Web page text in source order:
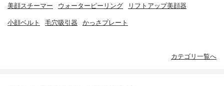
美顔スチーマー ウォーターピーリング リフトアップ美顔器
小顔ベルト 毛穴吸引器 かっさプレート
カテゴリ一覧へ